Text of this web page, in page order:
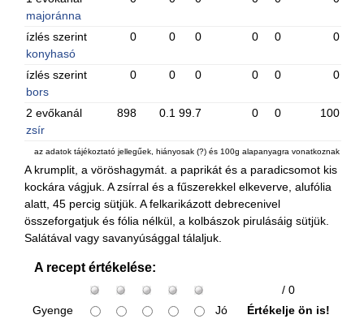
majoránna
ízlés szerint
konyhasó
0 0 0 0 0 0
ízlés szerint
bors
0 0 0 0 0 0
2 evőkanál
zsír
898 0.1 99.7 0 0 100
az adatok tájékoztató jellegűek, hiányosak (?) és 100g alapanyagra vonatkoznak
A krumplit, a vöröshagymát. a paprikát és a paradicsomot kis
kockára vágjuk. A zsírral és a fűszerekkel elkeverve, alufólia
alatt, 45 percig sütjük. A felkarikázott debrecenivel
összeforgatjuk és fólia nélkül, a kolbászok pirulásáig sütjük.
Salátával vagy savanyúsággal tálaljuk.
A recept értékelése:
/ 0
Gyenge
Jó Értékelje ön is!